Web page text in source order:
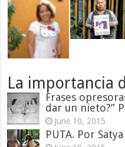
La importancia
Frases
dar un nieto?”
June 10, 2015
PUTA. Por